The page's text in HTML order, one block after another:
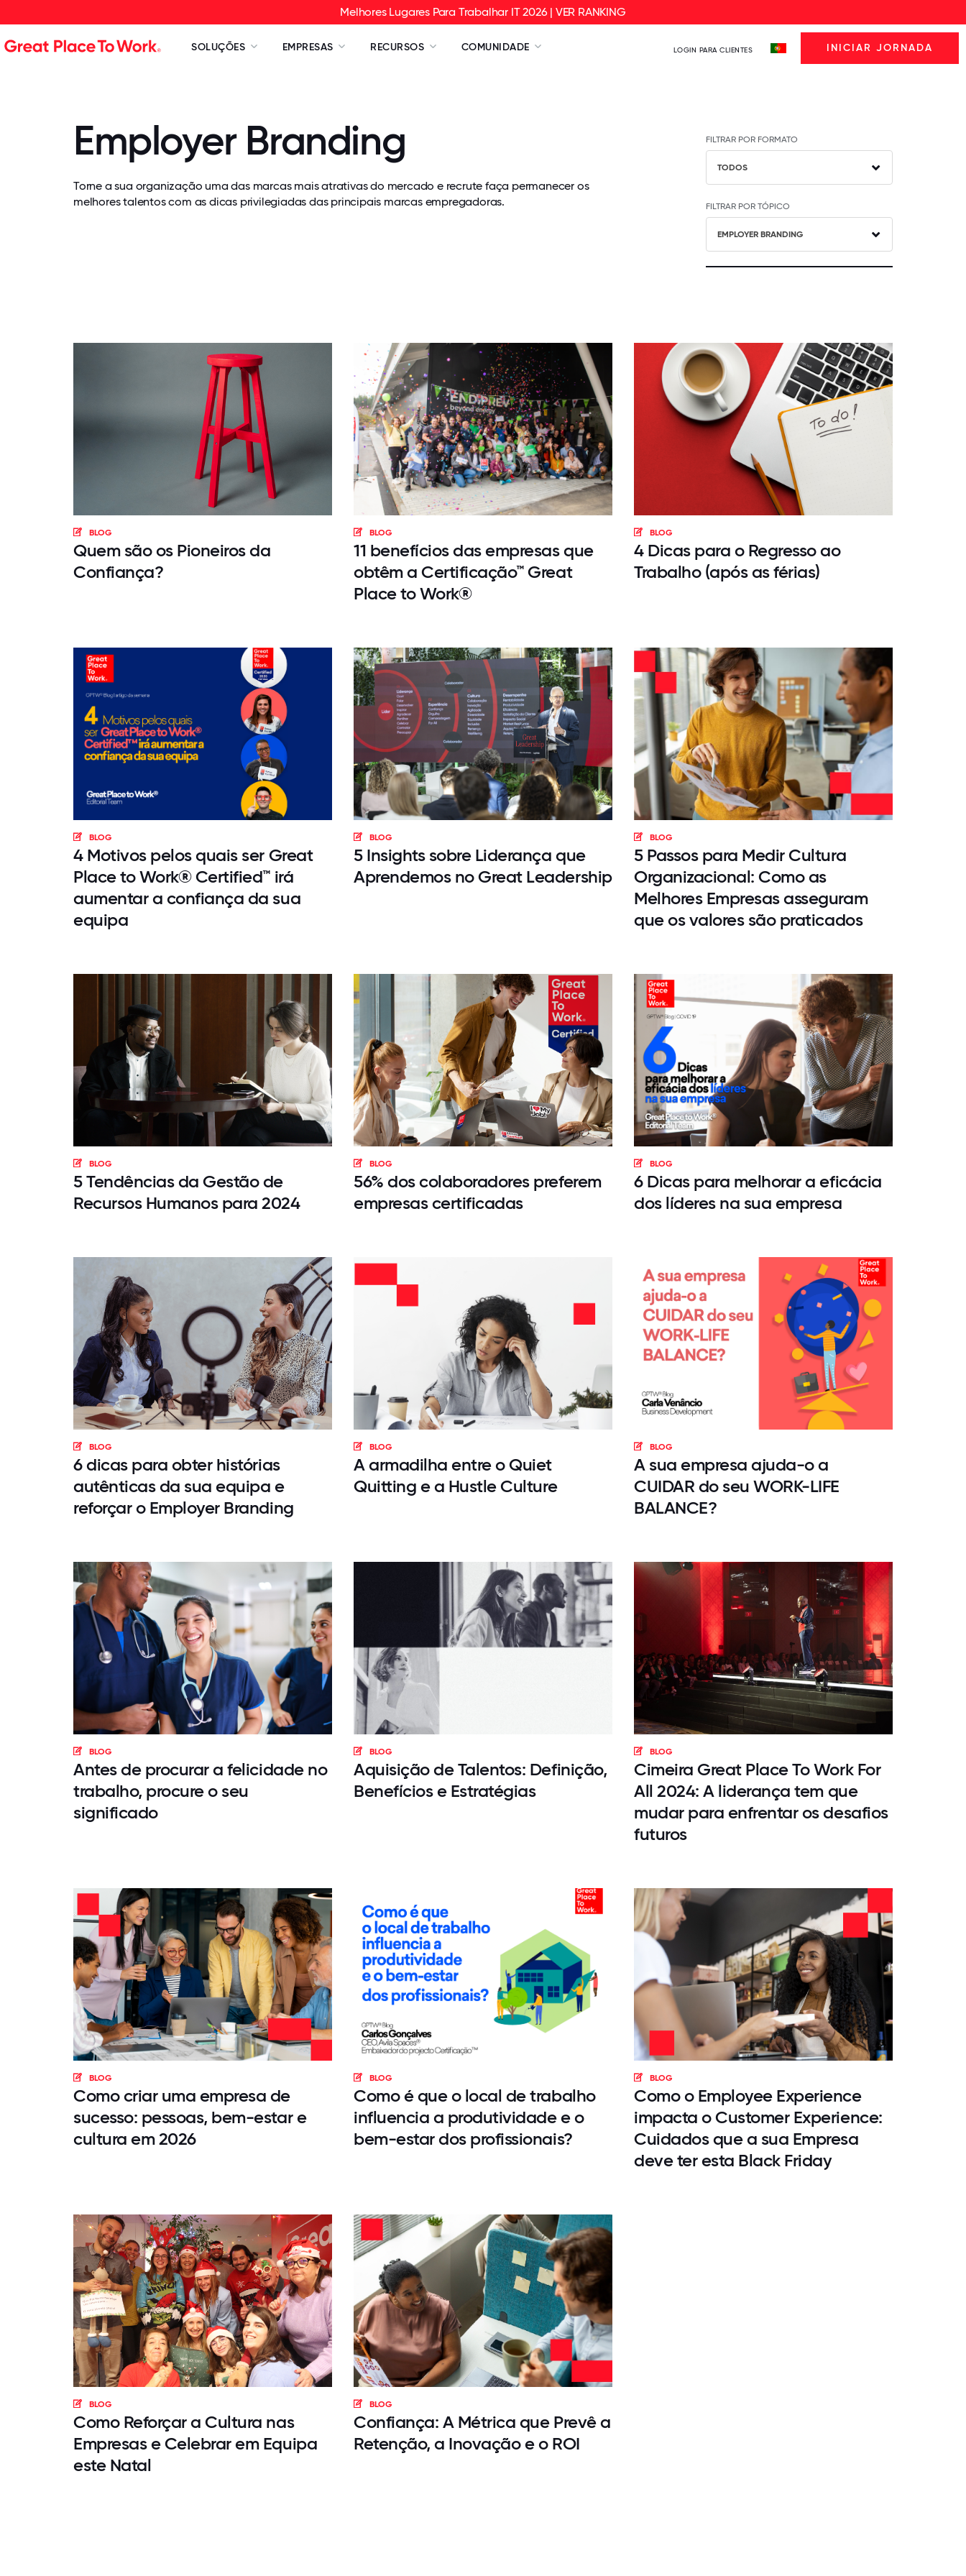
Melhores Lugares Para Trabalhar IT 2026 | VER RANKING
SOLUÇÕES EMPRESAS RECURSOS COMUNIDADE LOGIN PARA CLIENTES INICIAR JORNADA
Employer Branding
Torne a sua organização uma das marcas mais atrativas do mercado e recrute faça permanecer os
melhores talentos com as dicas privilegiadas das principais marcas empregadoras.
FILTRAR POR FORMATO
TODOS
FILTRAR POR TÓPICO
EMPLOYER BRANDING
BLOG
Quem são os Pioneiros da
Confiança?
BLOG
11 benefícios das empresas que
obtêm a Certificação™ Great
Place to Work®
BLOG
4 Dicas para o Regresso ao
Trabalho (após as férias)
BLOG
4 Motivos pelos quais ser Great
Place to Work® Certified­­­­™ irá
aumentar a confiança da sua
equipa
BLOG
5 Insights sobre Liderança que
Aprendemos no Great Leadership
BLOG
5 Passos para Medir Cultura
Organizacional: Como as
Melhores Empresas asseguram
que os valores são praticados
BLOG
5 Tendências da Gestão de
Recursos Humanos para 2024
BLOG
56% dos colaboradores preferem
empresas certificadas
BLOG
6 Dicas para melhorar a eficácia
dos líderes na sua empresa
BLOG
6 dicas para obter histórias
autênticas da sua equipa e
reforçar o Employer Branding
BLOG
A armadilha entre o Quiet
Quitting e a Hustle Culture
BLOG
A sua empresa ajuda-o a
CUIDAR do seu WORK-LIFE
BALANCE?
BLOG
Antes de procurar a felicidade no
trabalho, procure o seu
significado
BLOG
Aquisição de Talentos: Definição,
Benefícios e Estratégias
BLOG
Cimeira Great Place To Work For
All 2024: A liderança tem que
mudar para enfrentar os desafios
futuros
BLOG
Como criar uma empresa de
sucesso: pessoas, bem-estar e
cultura em 2026
BLOG
Como é que o local de trabalho
influencia a produtividade e o
bem-estar dos profissionais?
BLOG
Como o Employee Experience
impacta o Customer Experience:
Cuidados que a sua Empresa
deve ter esta Black Friday
BLOG
Como Reforçar a Cultura nas
Empresas e Celebrar em Equipa
este Natal
BLOG
Confiança: A Métrica que Prevê a
Retenção, a Inovação e o ROI